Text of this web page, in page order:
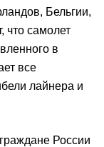
Бельгии,
что самолет
в
все
лайнера и
России